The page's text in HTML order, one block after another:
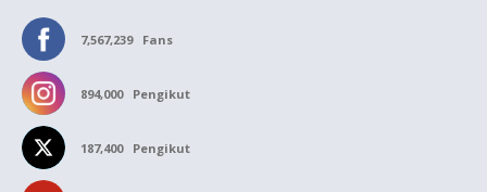
7,567,239 Fans
894,000 Pengikut
187,400 Pengikut